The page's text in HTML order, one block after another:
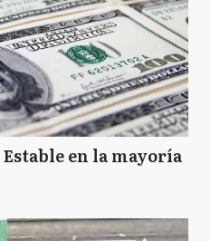
en la mayoría